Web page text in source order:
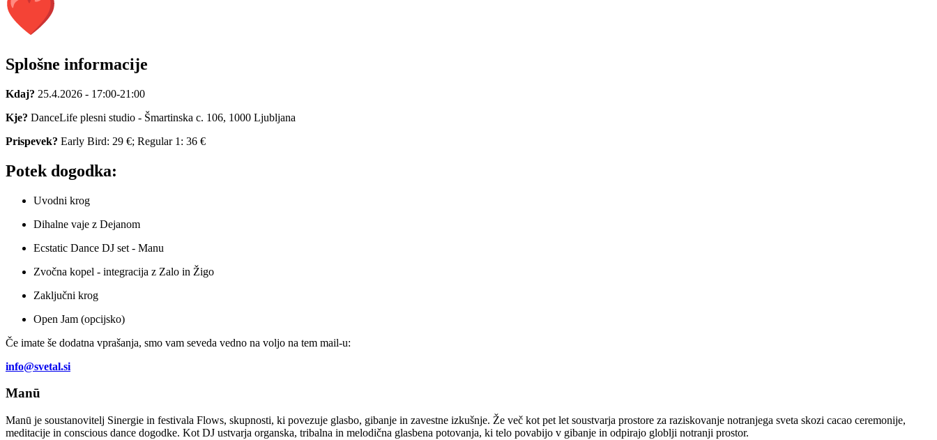
Splošne informacije
Kdaj? 25.4.2026 - 17:00-21:00
Kje? DanceLife plesni studio - Šmartinska c. 106, 1000 Ljubljana
Prispevek? Early Bird: 29 €; Regular 1: 36 €
Potek dogodka:
Uvodni krog
Dihalne vaje z Dejanom
Ecstatic Dance DJ set - Manu
Zvočna kopel - integracija z Zalo in Žigo
Zaključni krog
Open Jam (opcijsko)
Če imate še dodatna vprašanja, smo vam seveda vedno na voljo na tem mail-u:
info@svetal.si
Manū
Manū je soustanovitelj Sinergie in festivala Flows, skupnosti, ki povezuje glasbo, gibanje in zavestne izkušnje. Že več kot pet let soustvarja prostore za raziskovanje notranjega sveta skozi cacao ceremonije,
meditacije in conscious dance dogodke. Kot DJ ustvarja organska, tribalna in melodična glasbena potovanja, ki telo povabijo v gibanje in odpirajo globlji notranji prostor.